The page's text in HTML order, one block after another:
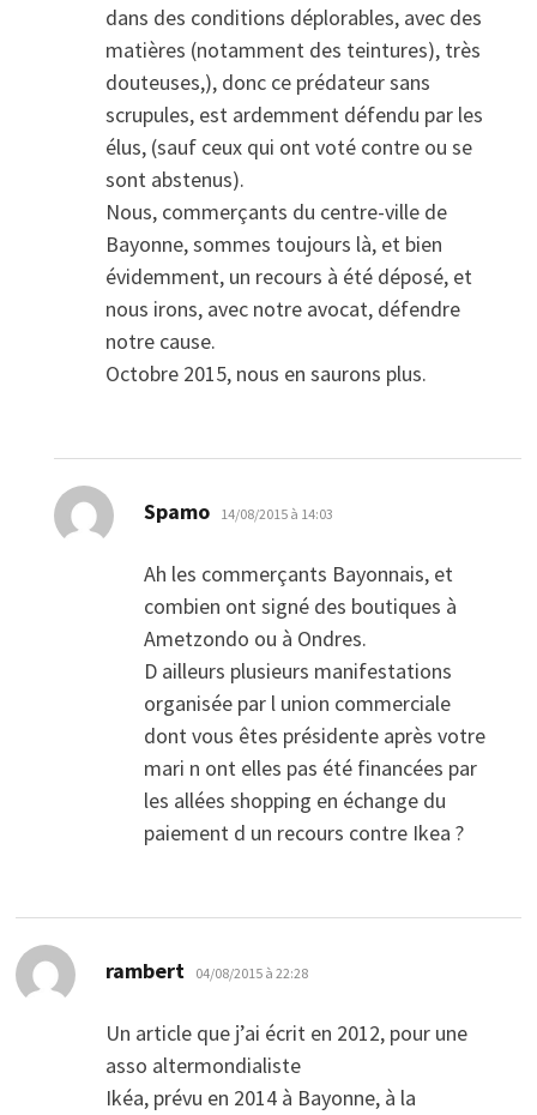
dans des conditions déplorables, avec des
matières (notamment des teintures), très
douteuses,), donc ce prédateur sans
scrupules, est ardemment défendu par les
élus, (sauf ceux qui ont voté contre ou se
sont abstenus).
Nous, commerçants du centre-ville de
Bayonne, sommes toujours là, et bien
évidemment, un recours à été déposé, et
nous irons, avec notre avocat, défendre
notre cause.
Octobre 2015, nous en saurons plus.
Spamo dit :
14/08/2015 à 14:03
Ah les commerçants Bayonnais, et
combien ont signé des boutiques à
Ametzondo ou à Ondres.
D ailleurs plusieurs manifestations
organisée par l union commerciale
dont vous êtes présidente après votre
mari n ont elles pas été financées par
les allées shopping en échange du
paiement d un recours contre Ikea ?
rambert dit :
04/08/2015 à 22:28
Un article que j’ai écrit en 2012, pour une
asso altermondialiste
Ikéa, prévu en 2014 à Bayonne, à la